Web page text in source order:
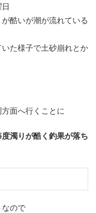
酷いが潮が流れている
いた様子で土砂崩れとか
面へ行くことに
度濁りが酷く釣果が落ち
なので